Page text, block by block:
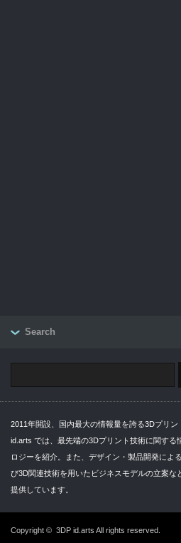
Search
2011年開設、国内最大の情報量を誇る3Dプリ
id.arts では、最先端の3Dプリント技術に関する
ロジーを紹介。また、デザイン・製品開発によ
び3D関連技術を用いたビジネスモデルの立案な
提供しています。
Copyright © 3DP id.arts All rights reserved.